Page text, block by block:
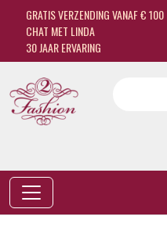
GRATIS VERZENDING VANAF € 100
CHAT MET LINDA
30 JAAR ERVARING